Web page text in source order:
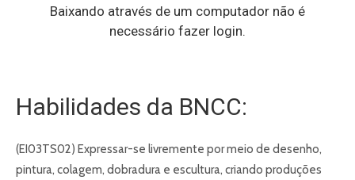
Baixando através de um computador não é
necessário fazer login.
Habilidades da BNCC:
(EI03TS02) Expressar-se livremente por meio de desenho,
pintura, colagem, dobradura e escultura, criando produções